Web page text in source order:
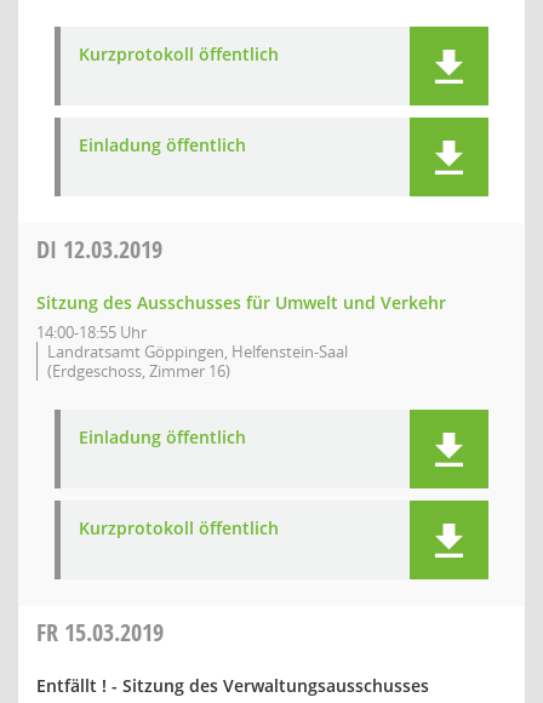
Kurzprotokoll öffentlich
Einladung öffentlich
DI 12.03.2019
Sitzung des Ausschusses für Umwelt und Verkehr
14:00-18:55 Uhr
Landratsamt Göppingen, Helfenstein-Saal
(Erdgeschoss, Zimmer 16)
Einladung öffentlich
Kurzprotokoll öffentlich
FR 15.03.2019
Entfällt ! - Sitzung des Verwaltungsausschusses